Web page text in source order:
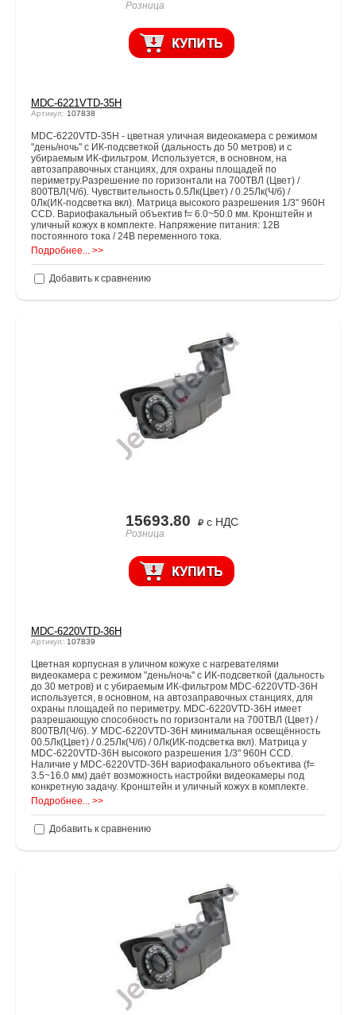
Розница
MDC-6221VTD-35Н
Артикул: 107838
MDC-6220VTD-35H - цветная уличная видеокамера с режимом
"день/ночь" с ИК-подсветкой (дальность до 50 метров) и с
убираемым ИК-фильтром. Используется, в основном, на
автозаправочных станциях, для охраны площадей по
периметру.Разрешение по горизонтали на 700ТВЛ (Цвет) /
800ТВЛ(Ч/б). Чувствительность 0.5Лк(Цвет) / 0.25Лк(Ч/б) /
0Лк(ИК-подсветка вкл). Матрица высокого разрешения 1/3" 960Н
CCD. Вариофакальный объектив f= 6.0~50.0 мм. Кронштейн и
уличный кожух в комплекте. Напряжение питания: 12В
постоянного тока / 24В переменного тока.
Подробнее... >>
Добавить к сравнению
15693.80 с НДС
Розница
MDC-6220VTD-36Н
Артикул: 107839
Цветная корпусная в уличном кожухе с нагревателями
видеокамера с режимом "день/ночь" с ИК-подсветкой (дальность
до 30 метров) и с убираемым ИК-фильтром MDC-6220VTD-36H
используется, в основном, на автозаправочных станциях, для
охраны площадей по периметру. MDC-6220VTD-36H имеет
разрешающую способность по горизонтали на 700ТВЛ (Цвет) /
800ТВЛ(Ч/б). У MDC-6220VTD-36H минимальная освещённость
00.5Лк(Цвет) / 0.25Лк(Ч/б) / 0Лк(ИК-подсветка вкл). Матрица у
MDC-6220VTD-36H высокого разрешения 1/3" 960Н CCD.
Наличие у MDC-6220VTD-36H вариофакального объектива (f=
3.5~16.0 мм) даёт возможность настройки видеокамеры под
конкретную задачу. Кронштейн и уличный кожух в комплекте.
Подробнее... >>
Добавить к сравнению